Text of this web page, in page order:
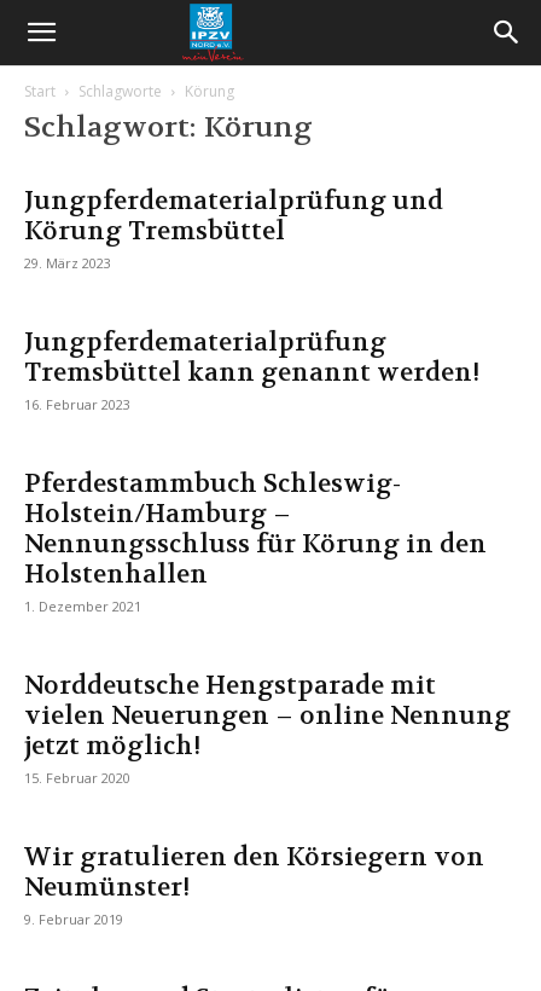
Start Schlagworte Körung
Schlagwort: Körung
Jungpferdematerialprüfung und
Körung Tremsbüttel
29. März 2023
Jungpferdematerialprüfung
Tremsbüttel kann genannt werden!
16. Februar 2023
Pferdestammbuch Schleswig-
Holstein/Hamburg –
Nennungsschluss für Körung in den
Holstenhallen
1. Dezember 2021
Norddeutsche Hengstparade mit
vielen Neuerungen – online Nennung
jetzt möglich!
15. Februar 2020
Wir gratulieren den Körsiegern von
Neumünster!
9. Februar 2019